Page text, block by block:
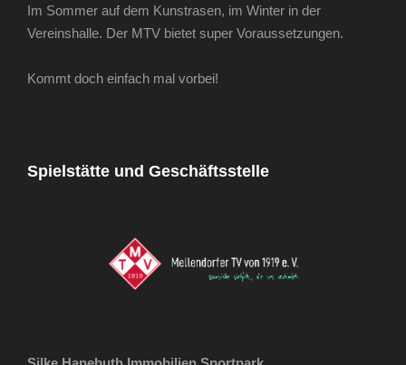
Im Sommer auf dem Kunstrasen, im Winter in der
Vereinshalle. Der MTV bietet super Voraussetzungen.
Kommt doch einfach mal vorbei!
Spielstätte und Geschäftsstelle